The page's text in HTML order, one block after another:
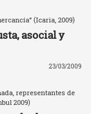
(Icaria, 2009)
asocial y
23/03/2009
representantes de
2009)